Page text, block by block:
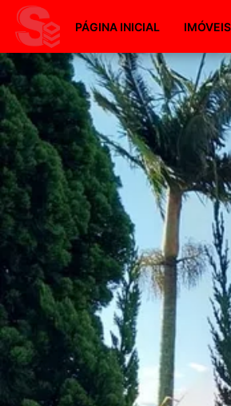
PÁGINA INICIAL IMÓVEIS